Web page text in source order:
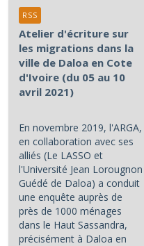
Atelier d'écriture sur
les migrations dans la
ville de Daloa en Cote
d'Ivoire (du 05 au 10
avril 2021)
En novembre 2019, l'ARGA,
en collaboration avec ses
alliés (Le LASSO et
l'Université Jean Lorougnon
Guédé de Daloa) a conduit
une enquête auprès de
près de 1000 ménages
dans le Haut Sassandra,
précisément à Daloa en
RSS